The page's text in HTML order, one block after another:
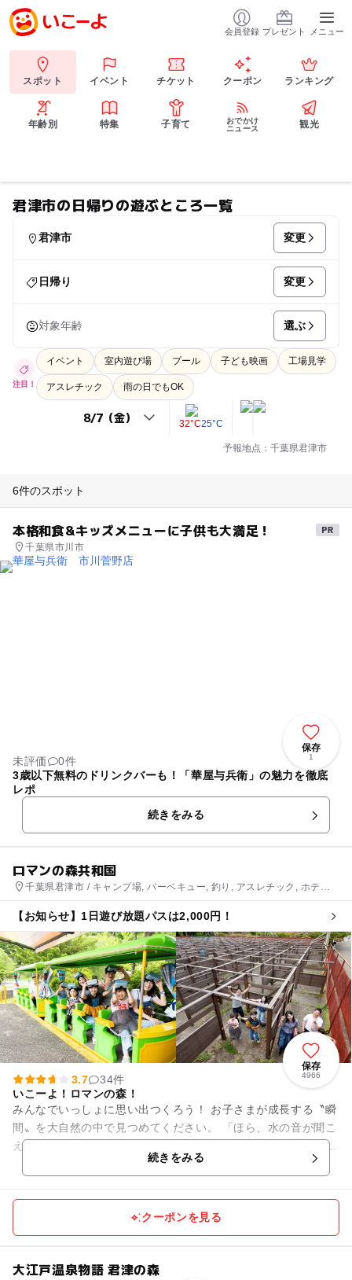
会員登録 プレゼント メニュー
スポット イベント チケット クーポン ランキング
年齢別 特集 子育て
おでかけ
ニュース
観光
君津市の日帰りの遊ぶところ一覧
君津市 変更
日帰り 変更
対象年齢 選ぶ
注目！
イベント 室内遊び場 プール 子ども映画 工場見学
アスレチック 雨の日でもOK
32°C25°C
予報地点：千葉県君津市
6件のスポット
本格和食&キッズメニューに子供も大満足！
千葉県市川市
保存
1
未評価
0件
3歳以下無料のドリンクバーも！「華屋与兵衛」の魅力を徹底
レポ
続きをみる
ロマンの森共和国
千葉県君津市 / キャンプ場, バーベキュー, 釣り, アスレチック, ホテ
【お知らせ】1日遊び放題パスは2,000円！
保存
4966
3.7
34件
いこーよ！ロマンの森！
みんなでいっしょに思い出つくろう！ お子さまが成長する〝瞬
間〟を大自然の中で見つめてください。 「ほら、水の音が聞こ
えるよ」「お魚がいっぱいいるね！」 「鳥が飛んできたよ！」
続きをみる
クーポンを見る
大江戸温泉物語 君津の森